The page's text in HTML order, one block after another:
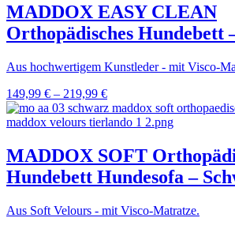
MADDOX EASY CLEAN
Orthopädisches Hundebett
Aus hochwertigem Kunstleder - mit Visco-
149,99 € – 219,99 €
MADDOX SOFT
Hundebett Hundesofa –
Aus Soft Velours - mit Visco-Matratze.